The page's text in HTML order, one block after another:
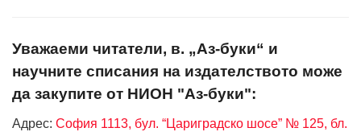
Уважаеми читатели, в. „Аз-буки“ и
научните списания на издателството може
да закупите от НИОН "Аз-буки":
Адрес: София 1113, бул. “Цариградско шосе” № 125, бл.